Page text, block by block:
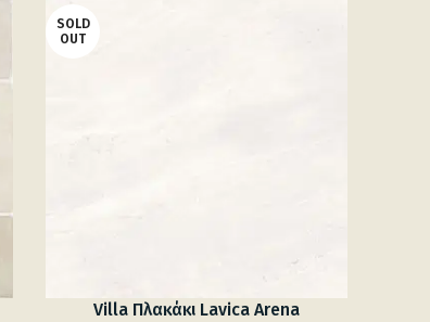
SOLD
OUT
Villa Πλακάκι Lavica Arena